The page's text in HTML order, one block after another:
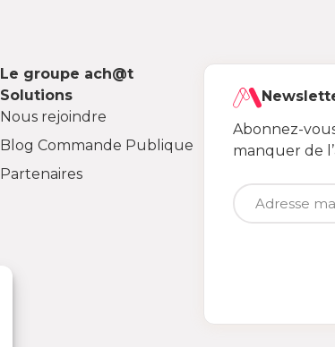
Le groupe ach@t
Solutions
Nous rejoindre
Blog Commande Publique
Partenaires
Abonnez-
manquer de